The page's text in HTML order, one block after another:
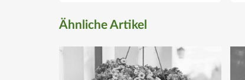
Ähnliche Artikel